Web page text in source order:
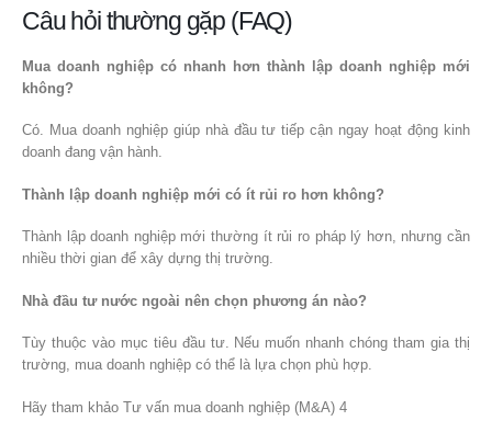
Câu hỏi thường gặp (FAQ)
Mua doanh nghiệp có nhanh hơn thành lập doanh nghiệp mới
không?
Có. Mua doanh nghiệp giúp nhà đầu tư tiếp cận ngay hoạt động kinh
doanh đang vận hành.
Thành lập doanh nghiệp mới có ít rủi ro hơn không?
Thành lập doanh nghiệp mới thường ít rủi ro pháp lý hơn, nhưng cần
nhiều thời gian để xây dựng thị trường.
Nhà đầu tư nước ngoài nên chọn phương án nào?
Tùy thuộc vào mục tiêu đầu tư. Nếu muốn nhanh chóng tham gia thị
trường, mua doanh nghiệp có thể là lựa chọn phù hợp.
Hãy tham khảo Tư vấn mua doanh nghiệp (M&A) 4